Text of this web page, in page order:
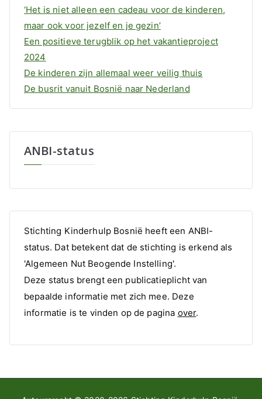
‘Het is niet alleen een cadeau voor de kinderen,
maar ook voor jezelf en je gezin’
Een positieve terugblik op het vakantieproject
2024
De kinderen zijn allemaal weer veilig thuis
De busrit vanuit Bosnië naar Nederland
ANBI-status
Stichting Kinderhulp Bosnië heeft een ANBI-
status. Dat betekent dat de stichting is erkend als
'Algemeen Nut Beogende Instelling'.
Deze status brengt een publicatieplicht van
bepaalde informatie met zich mee. Deze
informatie is te vinden op de pagina over.